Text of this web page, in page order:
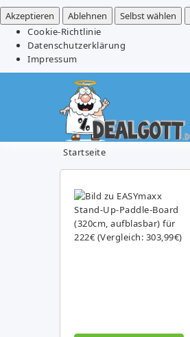
Akzeptieren
Ablehnen Selbst wählen
Cookie-Richtlinie
Datenschutzerklärung
Impressum
Startseite